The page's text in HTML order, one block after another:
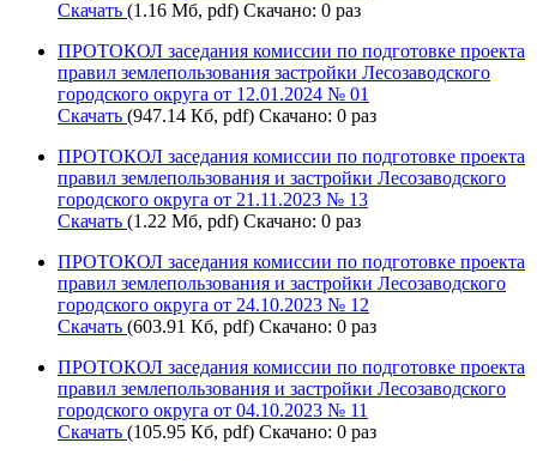
Скачать (1.16 Мб, pdf) Скачано: 0 раз
ПРОТОКОЛ заседания комиссии по подготовке проекта
правил землепользования застройки Лесозаводского
городского округа от 12.01.2024 № 01
Скачать (947.14 Кб, pdf) Скачано: 0 раз
ПРОТОКОЛ заседания комиссии по подготовке проекта
правил землепользования и застройки Лесозаводского
городского округа от 21.11.2023 № 13
Скачать (1.22 Мб, pdf) Скачано: 0 раз
ПРОТОКОЛ заседания комиссии по подготовке проекта
правил землепользования и застройки Лесозаводского
городского округа от 24.10.2023 № 12
Скачать (603.91 Кб, pdf) Скачано: 0 раз
ПРОТОКОЛ заседания комиссии по подготовке проекта
правил землепользования и застройки Лесозаводского
городского округа от 04.10.2023 № 11
Скачать (105.95 Кб, pdf) Скачано: 0 раз